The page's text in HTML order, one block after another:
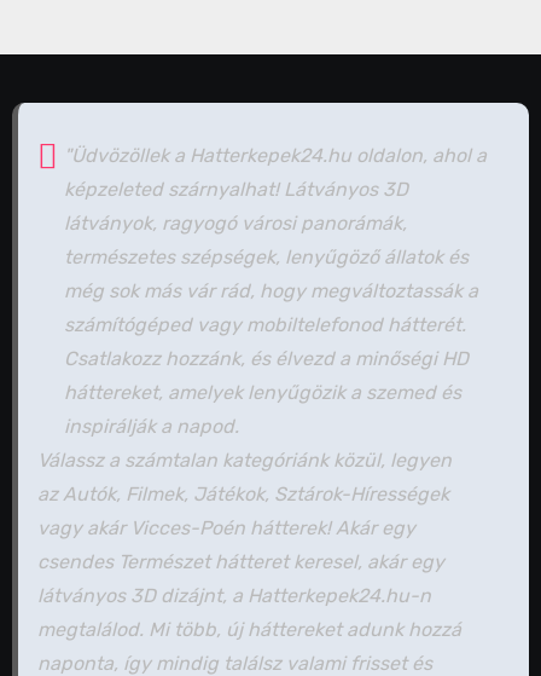
"Üdvözöllek a Hatterkepek24.hu oldalon, ahol a
képzeleted szárnyalhat! Látványos 3D
látványok, ragyogó városi panorámák,
természetes szépségek, lenyűgöző állatok és
még sok más vár rád, hogy megváltoztassák a
számítógéped vagy mobiltelefonod hátterét.
Csatlakozz hozzánk, és élvezd a minőségi HD
háttereket, amelyek lenyűgözik a szemed és
inspirálják a napod.
Válassz a számtalan kategóriánk közül, legyen
az Autók, Filmek, Játékok, Sztárok-Hírességek
vagy akár Vicces-Poén hátterek! Akár egy
csendes Természet hátteret keresel, akár egy
látványos 3D dizájnt, a Hatterkepek24.hu-n
megtalálod. Mi több, új háttereket adunk hozzá
naponta, így mindig találsz valami frisset és